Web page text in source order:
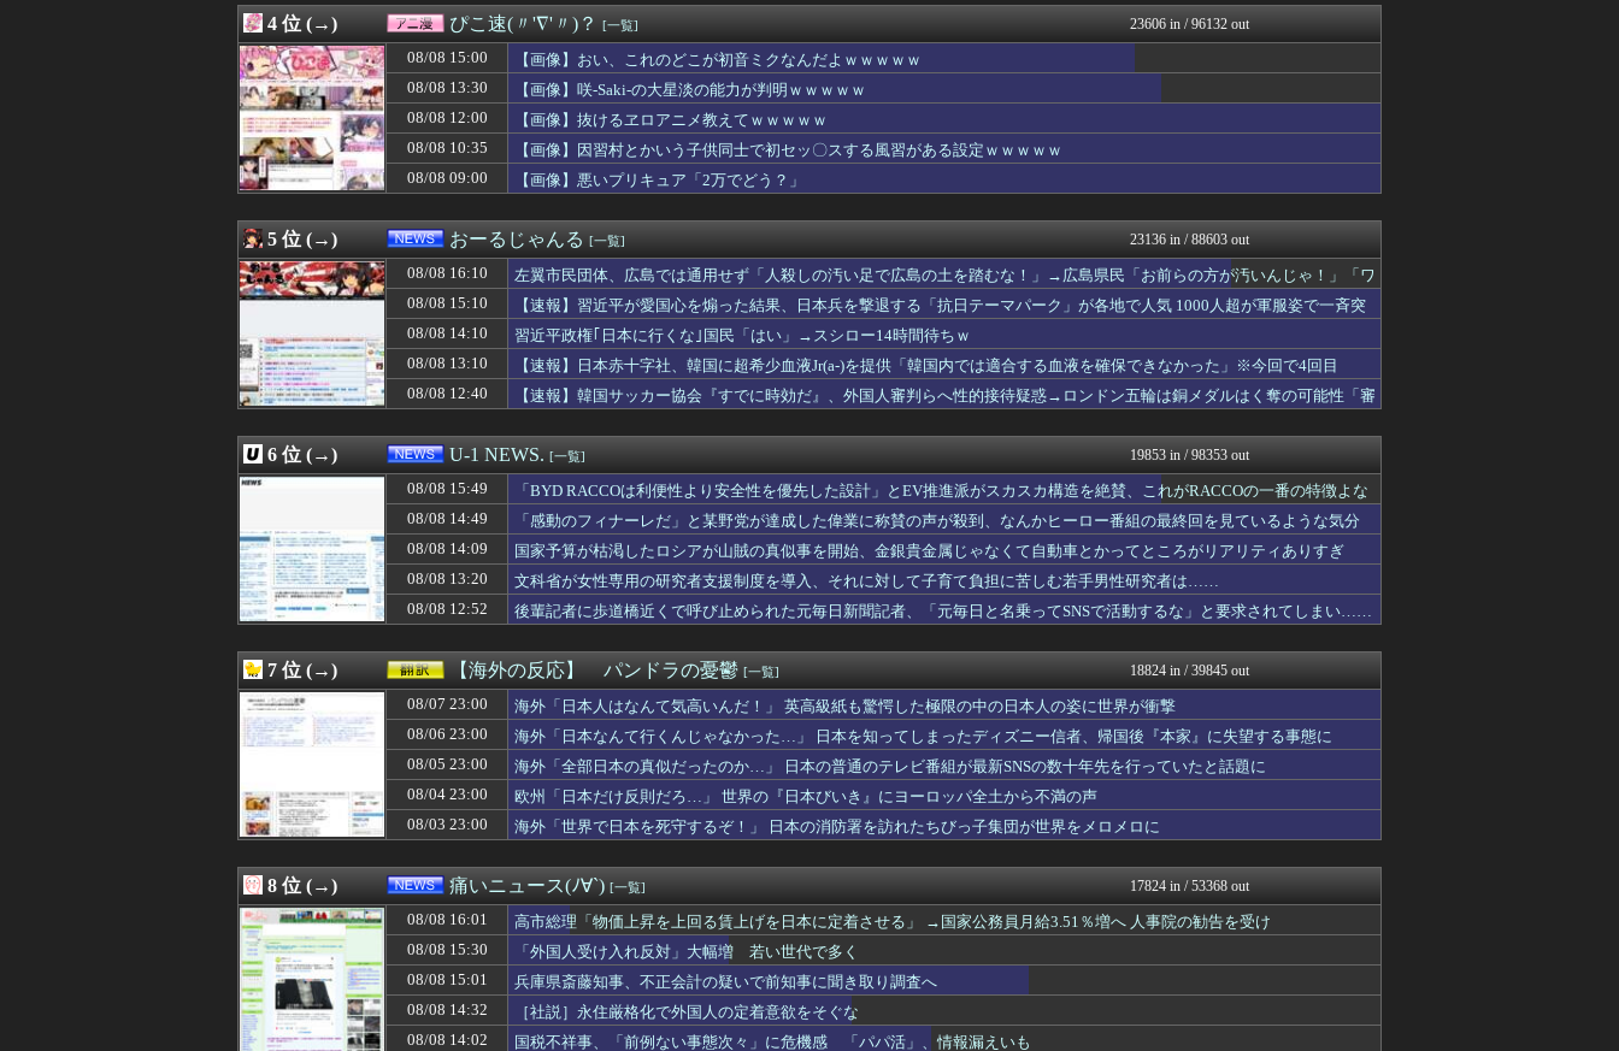
08/08 16:02
※【ガンダムX】ロアビィがエアマスター、ウィッツがレオパルドに乗っていたら
GUNDAM.LOG｜ガン...
08/08 16:02
【画像】小倉優子(42)、大学の友達と初めての飲み会wwwwwww
いたしん！
08/08 16:01
高市総理「物価上昇を上回る賃上げを日本に定着させる」 →国家公務員月給3.51...
08/08 16:01
【衝撃】34歳ニート、『エロ漫画』で人生逆転
凹凸ちゃんねる 発達障害・...
08/08 16:01
【PC電源】いったい誰に見せるためにそんな所にLCD付けるのかな
08/08 16:01
お前らがメイドイン韓国で認めてるもの 「キムチ」あと3つは？
08/08 16:00
熊本地震で居酒屋から温泉が湧き出るwwwwwwww
08/08 16:00
「ビールと水を交互に飲まないと倒れるグラス」発売 適正飲酒を施す
明日は何を食べようか
08/08 16:00
『トリコ』が天下取れなかった理由
08/08 16:00
株の資産7億円あるのに「株主優待」で生活してガンになる人生・・・
投資ちゃんねる
08/08 16:00
「外国人受け入れ反対」大幅増56.3(%) 東大調査 前回から20ポイント以上...
保守速報
08/08 16:00
【悲報】もこう、老人会RUSTで有能3人囲まれても腫物扱いされるｗｗｗ
ゲーム実況者速報＠YouT...
08/08 16:00
只今病院にて糖尿病の診断を下されました
キニ速
PTA会長「PTA参加拒否した親へ最終警告。こうなってもいい？」
アルファルファモザイク＠ネ...
08/08 16:00
韓国がサッカーの審判を買収したのはガチだった！ 審判を性接待して以降は7戦無敗...
08/08 16:00
【犬笛】毎日新聞「ふるさと納税の返礼品に『戦闘機の清掃体験』」→サヨク発狂「徴...
モナニュース
08/08 16:00
【ウマ娘】ごぞんじの事をごぞんじないのですか！？
パカ娘速報！！ウマ娘まとめ...
08/08 16:00
【朗報】松田好花、ビッチョビチョになるwwwwwww
乃木通 乃木坂46櫻坂46...
08/08 16:00
【うさぎおいしい】「ウサギの島」生態系に異変、観光客「過剰な餌やり」で増えた思...
08/08 16:00
すまん、マジのガチでウーバーが無理なんやが
バイク速報
08/08 16:00
【大阪】フェラーリを手がけたピニンファリーナ、日本の鉄道を初デザイン。南海電鉄...
常識的に考えた
【動画】ショートスリーパー堀大輔さん、今度は配信中に突然号泣「ずっと涙が止まら...
ラビット速報
08/08 16:00
姫野美南アナ、横乳おっぱい角度によっては谷間みえてそうタマラン
アイドル・女子アナ★吟じま...
08/08 16:00
【動画】ショートスリーパー堀さん、高須クリニックに医学的に詰められてガチ切れｗ...
【2ch】ニュー速クオリテ...
08/08 16:00
まあ怒られたかもしれんがガマボイラーの件ではないだろう多分
けおけお速報
08/08 16:00
【朗報】韓国人「Jリーグのこの監督、経歴がおかしい」
ニチカン！
08/08 16:00
チケット確認にすら応じずCAたちを突き飛ばした中国人22人を搭乗拒否 タイ
エアライン本舗
08/08 15:58
【速報】賀喜遥香、金川紗耶、弓木奈於が卒業
乃木坂46まとめ 乃木りん...
08/08 15:55
放課後、弓袋を背負って練習へ向かう女子高生に中国SNS「青春」「うらやましい」...
08/08 15:54
【試合結果】日本ハム2軍vs楽天 1-7｜東地区14回戦｜個人成績｜8/8
ファイターズ王国＠日ハムま...
08/08 15:53
【ラブライブ！】菅叶和さん、高校生の時に父親を亡くしていた【声優】
コンテンツ・声優 | ラブ...
08/08 15:51
【巨人対ヤクルト17回戦】巨人、2回裏2アウト一二塁から浦田のタイムリーで同点...
なんじぇいスタジアム＠なん...
「トランプ級」戦艦、建造費は総額43兆円か
ゴールデンタイムズ
08/08 15:49
「BYD RACCOは利便性より安全性を優先した設計」とEV推進派がスカスカ構...
08/08 15:48
ＦＦ史上最高傑作は？ニワカ「4！」馬鹿「8やね」陰キャ「7だろ？」←これｗｗｗ
アニはつ -アニメ発信場-
08/08 15:47
【拡散希望】辺野古転覆事故遺族が「全容解明と再発防止を求める会」設立 継続的に...
正義の見方
08/08 15:45
【悲報】ワイ、半導体で破産寸前ｗｗｗｗｗｗｗｗｗｗ
【サッカー まとめ】サカラ...
08/08 15:44
【悲報】インターネットプロバイダーから開示請求が届いた…
08/08 15:40
賀喜遥香ちゃん、ついにインスタアカウントを開設！！！【乃木坂46】
坂道情報通～乃木坂46まと...
08/08 15:40
【画像】コメ 損切り加速ｗｗｗｗｗｗｗｗｗ
08/08 15:40
【テレビ離れ】テレビ大好き高齢者の「テレビ離れ」も始まる 60代・70代も視聴...
結婚・恋愛ニュースぷらす
08/08 15:40
台風13号は中国大陸に行ったけど、15号の予想進路…なんだこれ？
08/08 15:40
ヌーディストビーチじゃない海水浴場で女が全裸オ○ニーすると3分以内にこうなるら...
08/08 15:38
北朝鮮の弾道ミサイル部隊、ロシアのヴォロネジ州に展開か…北朝鮮は本質的にウクラ...
軍事・ミリタリー速報☆彡
4 位 (→) ぴこ速(〃'∇'〃)？ [一覧] 23606 in / 96132 out
08/08 15:00
【画像】おい、これのどこが初音ミクなんだよｗｗｗｗｗ
08/08 13:30
【画像】咲-Saki-の大星淡の能力が判明ｗｗｗｗｗ
08/08 12:00
【画像】抜けるヱロアニメ教えてｗｗｗｗｗ
08/08 10:35
【画像】因習村とかいう子供同士で初セッ〇スする風習がある設定ｗｗｗｗｗ
08/08 09:00
【画像】悪いプリキュア「2万でどう？」
5 位 (→) おーるじゃんる [一覧] 23136 in / 88603 out
08/08 16:10
左翼市民団体、広島では通用せず「人殺しの汚い足で広島の土を踏むな！」→広島県民「お前らの方が汚いんじゃ！」「ワ
シらが広島県民じゃ」
08/08 15:10
【速報】習近平が愛国心を煽った結果、日本兵を撃退する「抗日テーマパーク」が各地で人気 1000人超が軍服姿で一斉突
撃！
08/08 14:10
習近平政権｢日本に行くな｣国民「はい」→スシロー14時間待ちｗ
08/08 13:10
【速報】日本赤十字社、韓国に超希少血液Jr(a-)を提供「韓国内では適合する血液を確保できなかった」※今回で4回目
08/08 12:40
【速報】韓国サッカー協会『すでに時効だ』、外国人審判らへ性的接待疑惑→ロンドン五輪は銅メダルはく奪の可能性「審
6 位 (→) U-1 NEWS. [一覧] 19853 in / 98353 out
08/08 15:49
「BYD RACCOは利便性より安全性を優先した設計」とEV推進派がスカスカ構造を絶賛、これがRACCOの一番の特徴よな
08/08 14:49
「感動のフィナーレだ」と某野党が達成した偉業に称賛の声が殺到、なんかヒーロー番組の最終回を見ているような気分
に……
08/08 14:09
国家予算が枯渇したロシアが山賊の真似事を開始、金銀貴金属じゃなくて自動車とかってところがリアリティありすぎ
る……
08/08 13:20
文科省が女性専用の研究者支援制度を導入、それに対して子育て負担に苦しむ若手男性研究者は……
08/08 12:52
後輩記者に歩道橋近くで呼び止められた元毎日新聞記者、「元毎日と名乗ってSNSで活動するな」と要求されてしまい……
7 位 (→) 【海外の反応】 パンドラの憂鬱 [一覧] 18824 in / 39845 out
08/07 23:00
海外「日本人はなんて気高いんだ！」 英高級紙も驚愕した極限の中の日本人の姿に世界が衝撃
08/06 23:00
海外「日本なんて行くんじゃなかった…」 日本を知ってしまったディズニー信者、帰国後『本家』に失望する事態に
08/05 23:00
海外「全部日本の真似だったのか…」 日本の普通のテレビ番組が最新SNSの数十年先を行っていたと話題に
08/04 23:00
欧州「日本だけ反則だろ…」 世界の『日本びいき』にヨーロッパ全土から不満の声
08/03 23:00
海外「世界で日本を死守するぞ！」 日本の消防署を訪れたちびっ子集団が世界をメロメロに
8 位 (→) 痛いニュース(ﾉ∀`) [一覧] 17824 in / 53368 out
08/08 16:01
高市総理「物価上昇を上回る賃上げを日本に定着させる」 →国家公務員月給3.51％増へ 人事院の勧告を受け
08/08 15:30
「外国人受け入れ反対」大幅増 若い世代で多く
08/08 15:01
兵庫県斎藤知事、不正会計の疑いで前知事に聞き取り調査へ
08/08 14:32
［社説］永住厳格化で外国人の定着意欲をそぐな
08/08 14:02
国税不祥事、「前例ない事態次々」に危機感 「パパ活」、情報漏えいも